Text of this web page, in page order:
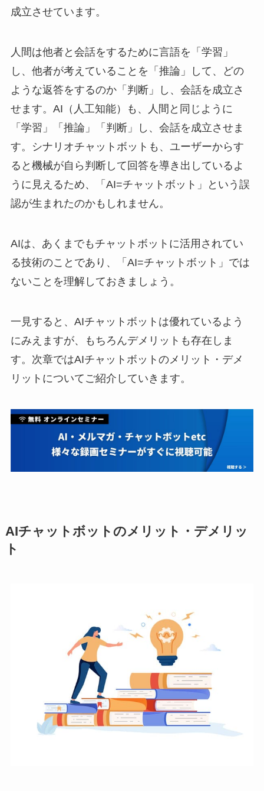
成立させています。
人間は他者と会話をするために言語を「学習」
し、他者が考えていることを「推論」して、どの
ような返答をするのか「判断」し、会話を成立さ
せます。AI（人工知能）も、人間と同じように
「学習」「推論」「判断」し、会話を成立させま
す。シナリオチャットボットも、ユーザーからす
ると機械が自ら判断して回答を導き出しているよ
うに見えるため、「AI=チャットボット」という誤
認が生まれたのかもしれません。
AIは、あくまでもチャットボットに活用されてい
る技術のことであり、「AI=チャットボット」では
ないことを理解しておきましょう。
一見すると、AIチャットボットは優れているよう
にみえますが、もちろんデメリットも存在しま
す。次章ではAIチャットボットのメリット・デメ
リットについてご紹介していきます。
AIチャットボットのメリット・デメリッ
ト